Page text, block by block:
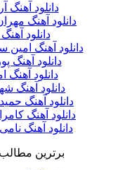
دانلود آهنگ
دانلود آهنگ
دانلود
دانلود آهنگ
دانلود آهنگ
دانلود
دانلود آهنگ
دانلود آهنگ
دانلود آهنگ
دانلود آهنگ
برترین